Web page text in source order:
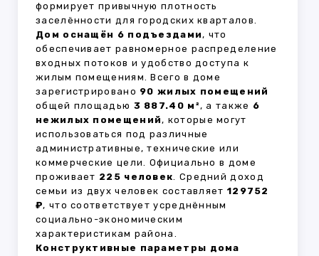
формирует привычную плотность
заселённости для городских кварталов.
Дом оснащён 6 подъездами, что
обеспечивает равномерное распределение
входных потоков и удобство доступа к
жилым помещениям. Всего в доме
зарегистрировано 90 жилых помещений
общей площадью 3 887.40 м², а также 6
нежилых помещений, которые могут
использоваться под различные
административные, технические или
коммерческие цели. Официально в доме
проживает 225 человек. Средний доход
семьи из двух человек составляет 129752
₽, что соответствует усреднённым
социально-экономическим
характеристикам района.
Конструктивные параметры дома